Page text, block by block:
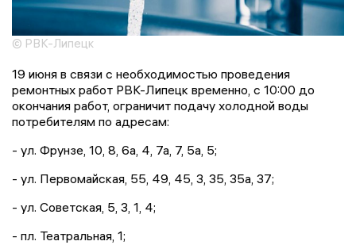
© РВК-Липецк
19 июня в связи с необходимостью проведения
ремонтных работ РВК-Липецк временно, с 10:00 до
окончания работ, ограничит подачу холодной воды
потребителям по адресам:
- ул. Фрунзе, 10, 8, 6а, 4, 7а, 7, 5а, 5;
- ул. Первомайская, 55, 49, 45, 3, 35, 35а, 37;
- ул. Советская, 5, 3, 1, 4;
- пл. Театральная, 1;